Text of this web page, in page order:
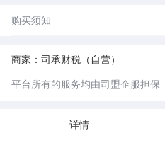
③完成利得税、薪俸税税务申报和税表
⑥税务风险规避和合规建议；
①财务报表（电子档）；
3、服务优势
账和审计经验；
②理账和审计流程严谨规范，每笔收入
③出具符合香港税务局要求的正规英文
购买须知
商家：司承财税（自营）
平台所有的服务均由司盟企服担保
详情